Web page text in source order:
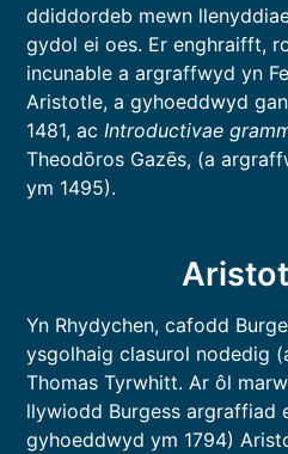
ddiddordeb mewn
gydol ei oes. Er enghraifft,
incunable a argraffwyd yn
Aristotle, a gyhoeddwyd
1481, ac Introductivae
Theodōros Gazēs, (a
ym 1495).
Yn Rhydychen, cafodd
ysgolhaig clasurol nodedig
Thomas Tyrwhitt. Ar ôl
llywiodd Burgess
gyhoeddwyd ym 1794)